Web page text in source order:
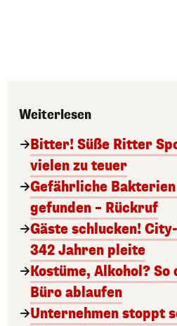
Weiterlesen
Bitter! Süße Ritter
vielen zu teuer
Gefährliche
gefunden – Rückruf
Gäste schlucken!
342 Jahren pleite
Kostüme, Alkohol?
Büro ablaufen
Unternehmen stoppt